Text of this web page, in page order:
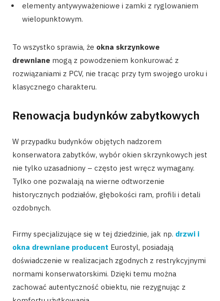
elementy antywyważeniowe i zamki z ryglowaniem
wielopunktowym.
To wszystko sprawia, że okna skrzynkowe
drewniane mogą z powodzeniem konkurować z
rozwiązaniami z PCV, nie tracąc przy tym swojego uroku i
klasycznego charakteru.
Renowacja budynków zabytkowych
W przypadku budynków objętych nadzorem
konserwatora zabytków, wybór okien skrzynkowych jest
nie tylko uzasadniony – często jest wręcz wymagany.
Tylko one pozwalają na wierne odtworzenie
historycznych podziałów, głębokości ram, profili i detali
ozdobnych.
Firmy specjalizujące się w tej dziedzinie, jak np. drzwi i
okna drewniane producent Eurostyl, posiadają
doświadczenie w realizacjach zgodnych z restrykcyjnymi
normami konserwatorskimi. Dzięki temu można
zachować autentyczność obiektu, nie rezygnując z